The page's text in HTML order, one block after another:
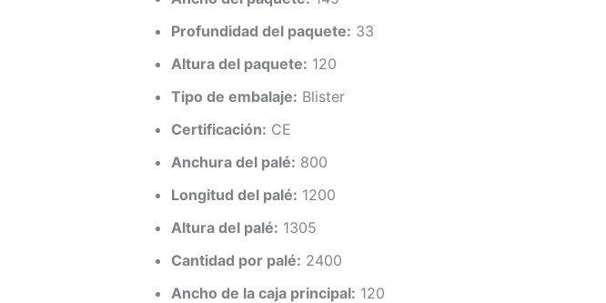
Profundidad del paquete: 33
Altura del paquete: 120
Tipo de embalaje: Blister
Certificación: CE
Anchura del palé: 800
Longitud del palé: 1200
Altura del palé: 1305
Cantidad por palé: 2400
Ancho de la caja principal: 120